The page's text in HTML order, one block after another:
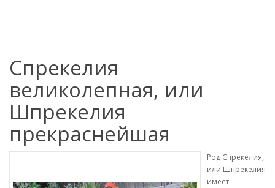
Спрекелия
великолепная, или
Шпрекелия
прекраснейшая
Род Спрекелия,
или Шпрекелия
имеет